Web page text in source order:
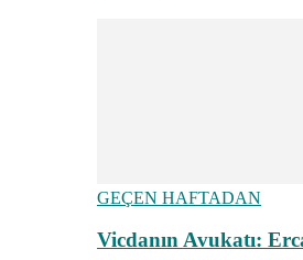
GEÇEN HAFTADAN
Vicdanın Avukatı: